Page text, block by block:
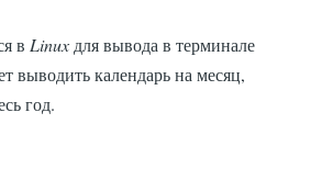
в Linuxдля вывода в терминале
выводить календарь на месяц,
год.